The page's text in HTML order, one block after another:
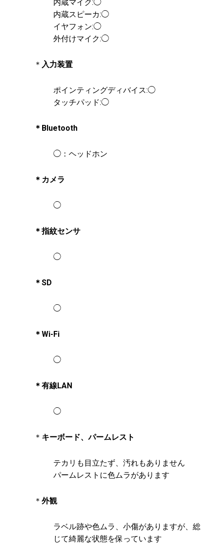
内蔵マイク:◯
内蔵スピーカ:◯
イヤフォン:◯
外付けマイク:◯
＊ 入力装置
ポインティングディバイス:◯
タッチパッド:◯
＊Bluetooth
◯：ヘッドホン
＊カメラ
◯
＊指紋センサ
◯
＊SD
◯
＊Wi-Fi
◯
＊有線LAN
◯
＊ キーボード、パームレスト
テカリも目立たず、汚れもありません
パームレストに色ムラがあります
＊ 外観
ラベル跡​や色ムラ、小傷がありますが、総
じて綺麗な状態を保っています